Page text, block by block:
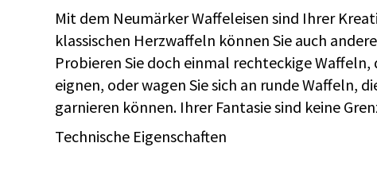
Mit dem Neumärker Waffeleisen sind Ihrer
klassischen Herzwaffeln können Sie auch
Probieren Sie doch einmal rechteckige
eignen, oder wagen Sie sich an runde Waffeln,
garnieren können. Ihrer Fantasie sind keine
Technische Eigenschaften